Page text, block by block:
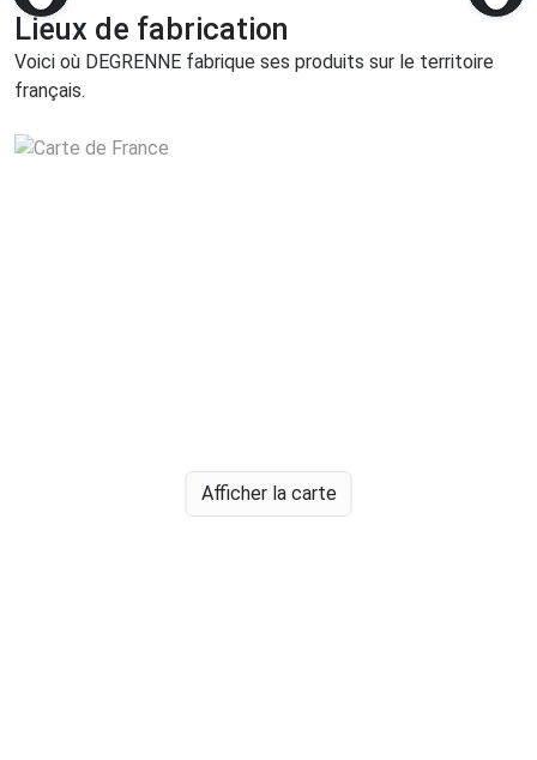
Lieux de fabrication
Voici où DEGRENNE fabrique ses produits sur le territoire
français.
Afficher la carte